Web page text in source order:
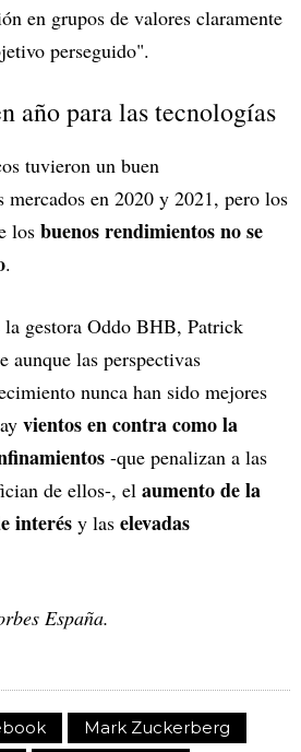
en grupos de valores claramente
perseguido".
año para las tecnologías
tuvieron un buen
en 2020 y 2021, pero los
los buenos rendimientos no se
.
gestora Oddo BHB, Patrick
aunque las perspectivas
nunca han sido mejores
vientos en contra como la
-que penalizan a las
de ellos-, el aumento de la
interés y las elevadas
España.
Mark Zuckerberg